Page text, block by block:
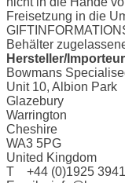
Freisetzung in die
Behälter
Hersteller/
Bowmans
Unit 10, Albion Park
Glazebury
Warrington
Cheshire
WA3 5PG
United Kingdom
T +44 (0)1925